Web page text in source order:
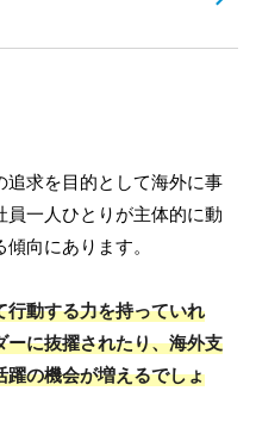
追求を目的として海外に事
一人ひとりが主体的に動
向にあります。
行動する力を持っていれ
に抜擢されたり、海外支
躍の機会が増えるでしょ